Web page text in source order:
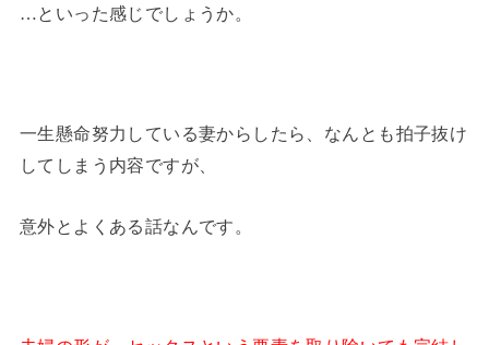
…といった感じでしょうか。
一生懸命努力している妻からしたら、なんとも拍子抜け
してしまう内容ですが、
意外とよくある話なんです。